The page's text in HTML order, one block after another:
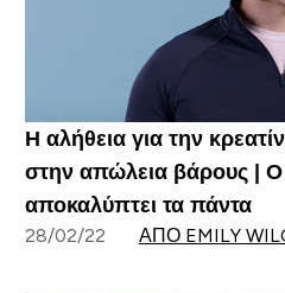
Η αλήθεια για την
στην απώλεια βάρους |
αποκαλύπτει τα πάντα
28/02/22 ΑΠΌ EMILY